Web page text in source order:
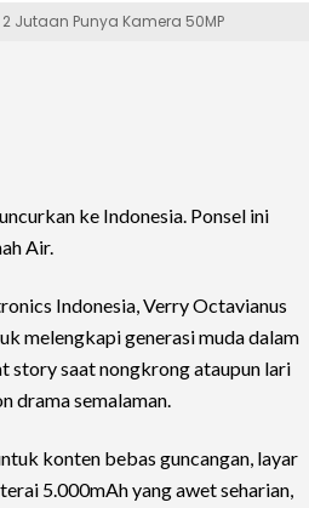
Jutaan Punya Kamera 50MP
ke Indonesia. Ponsel ini
Air.
Indonesia, Verry Octavianus
melengkapi generasi muda dalam
story saat nongkrong ataupun lari
drama semalaman.
konten bebas guncangan, layar
5.000mAh yang awet seharian,